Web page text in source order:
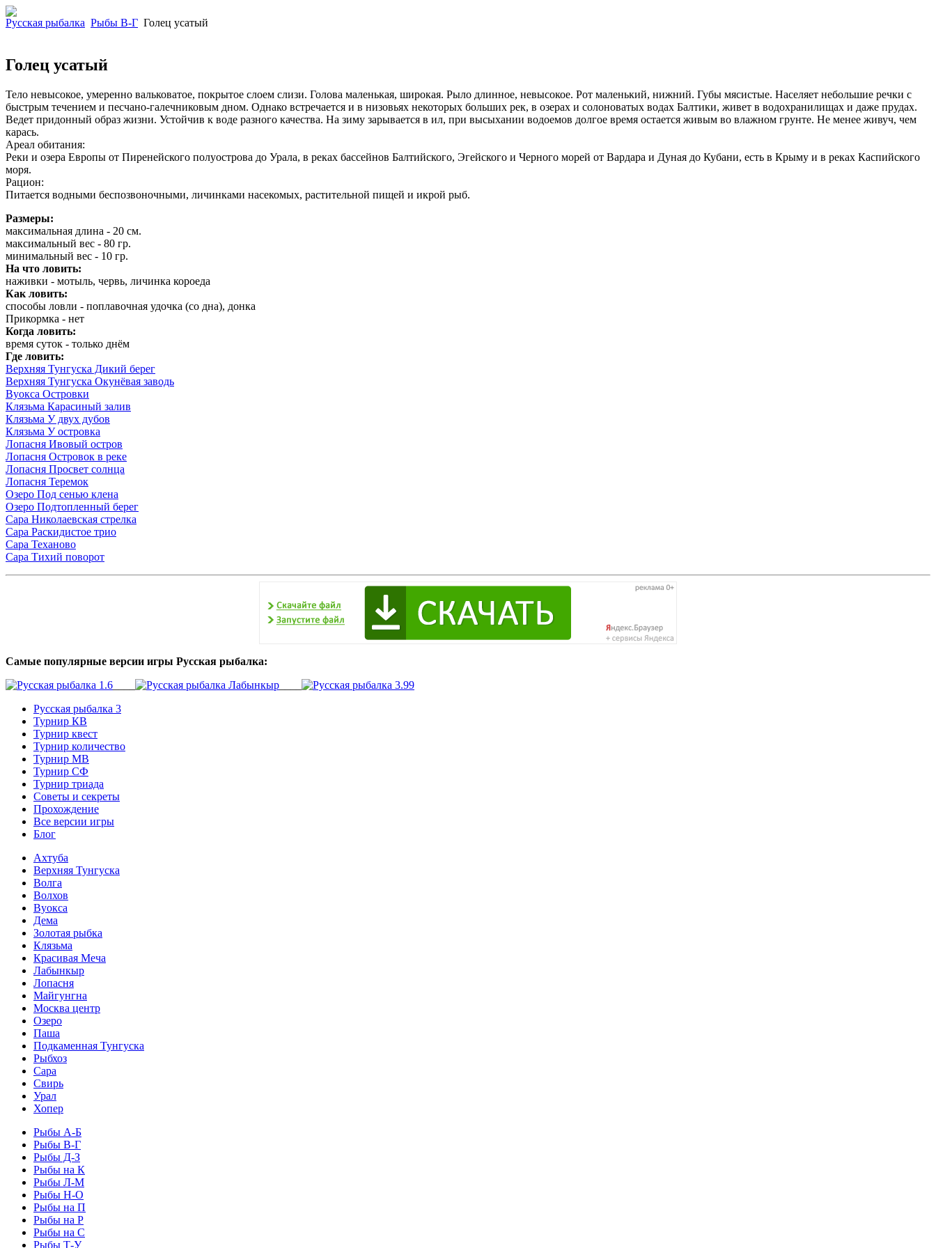
Русская рыбалка Рыбы В-Г Голец усатый
Голец усатый
Тело невысокое, умеренно вальковатое, покрытое слоем слизи. Голова маленькая, широкая. Рыло длинное, невысокое. Рот маленький, нижний. Губы мясистые. Населяет небольшие речки с
быстрым течением и песчано-галечниковым дном. Однако встречается и в низовьях некоторых больших рек, в озерах и солоноватых водах Балтики, живет в водохранилищах и даже прудах.
Ведет придонный образ жизни. Устойчив к воде разного качества. На зиму зарывается в ил, при высыхании водоемов долгое время остается живым во влажном грунте. Не менее живуч, чем
карась.
Ареал обитания:
Реки и озера Европы от Пиренейского полуострова до Урала, в реках бассейнов Балтийского, Эгейского и Черного морей от Вардара и Дуная до Кубани, есть в Крыму и в реках Каспийского
моря.
Рацион:
Питается водными беспозвоночными, личинками насекомых, растительной пищей и икрой рыб.
Размеры:
максимальная длина - 20 см.
максимальный вес - 80 гр.
минимальный вес - 10 гр.
На что ловить:
наживки - мотыль, червь, личинка короеда
Как ловить:
способы ловли - поплавочная удочка (со дна), донка
Прикормка - нет
Когда ловить:
время суток - только днём
Где ловить:
Верхняя Тунгуска Дикий берег
Верхняя Тунгуска Окунёвая заводь
Вуокса Островки
Клязьма Карасиный залив
Клязьма У двух дубов
Клязьма У островка
Лопасня Ивовый остров
Лопасня Островок в реке
Лопасня Просвет солнца
Лопасня Теремок
Озеро Под сенью клена
Озеро Подтопленный берег
Сара Николаевская стрелка
Сара Раскидистое трио
Сара Теханово
Сара Тихий поворот
Самые популярные версии игры Русская рыбалка:
Русская рыбалка 3
Турнир КВ
Турнир квест
Турнир количество
Турнир МВ
Турнир СФ
Турнир триада
Советы и секреты
Прохождение
Все версии игры
Блог
Ахтуба
Верхняя Тунгуска
Волга
Волхов
Вуокса
Дема
Золотая рыбка
Клязьма
Красивая Меча
Лабынкыр
Лопасня
Майгунгна
Москва центр
Озеро
Паша
Подкаменная Тунгуска
Рыбхоз
Сара
Свирь
Урал
Хопер
Рыбы А-Б
Рыбы В-Г
Рыбы Д-З
Рыбы на К
Рыбы Л-М
Рыбы Н-О
Рыбы на П
Рыбы на Р
Рыбы на С
Рыбы Т-У